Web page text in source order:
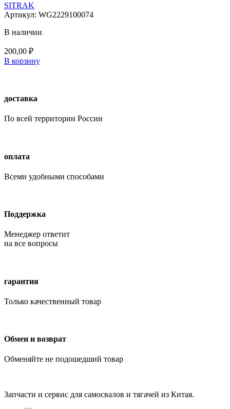
SITRAK
Артикул: WG2229100074
В наличии
200,00 ₽
В корзину
доставка
По всей территории России
оплата
Всеми удобными способами
Поддержка
Менеджер ответит
на все вопросы
гарантия
Только качественный товар
Обмен и возврат
Обменяйте не подошедший товар
Запчасти и сервис для самосвалов и тягачей из Китая.